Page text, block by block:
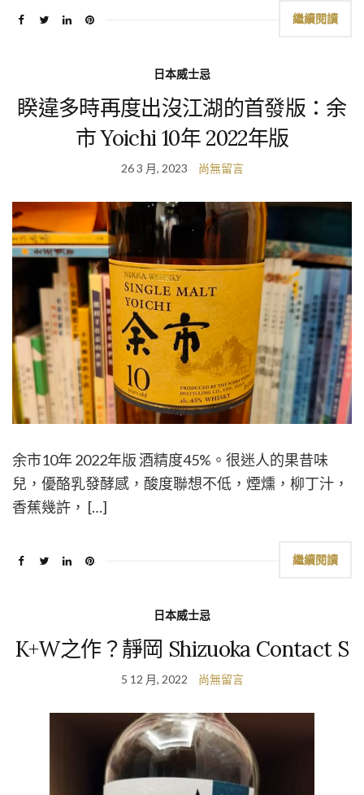
繼續閱讀
日本威士忌
睽違多時再度出沒江湖的首發版：余
市 Yoichi 10年 2022年版
26 3 月, 2023 尚無留言
余市10年 2022年版 酒精度45%。很迷人的果昔味
兒，優酪乳發酵感，酸度聯想不低，煙燻，柳丁汁，
香蕉幾許， […]
繼續閱讀
日本威士忌
K+W之作？靜岡 Shizuoka Contact S
5 12 月, 2022 尚無留言